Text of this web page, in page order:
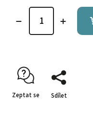
Zeptat se Sdílet